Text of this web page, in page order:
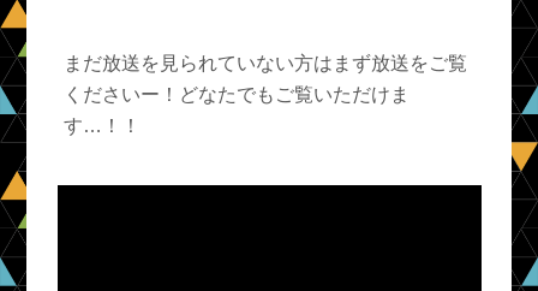
まだ放送を見られていない方はまず放送をご覧
くださいー！どなたでもご覧いただけま
す…！！